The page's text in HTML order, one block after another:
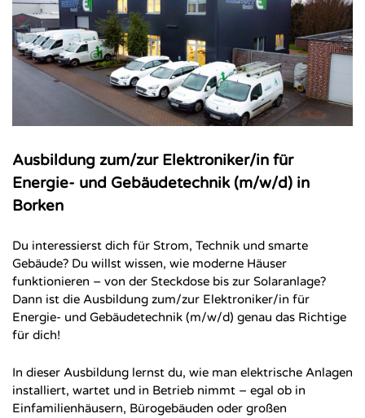
Ausbildung zum/zur Elektroniker/in für
Energie- und Gebäudetechnik (m/w/d) in
Borken
Du interessierst dich für Strom, Technik und smarte
Gebäude? Du willst wissen, wie moderne Häuser
funktionieren – von der Steckdose bis zur Solaranlage?
Dann ist die Ausbildung zum/zur Elektroniker/in für
Energie- und Gebäudetechnik (m/w/d) genau das Richtige
für dich!
In dieser Ausbildung lernst du, wie man elektrische Anlagen
installiert, wartet und in Betrieb nimmt – egal ob in
Einfamilienhäusern, Bürogebäuden oder großen